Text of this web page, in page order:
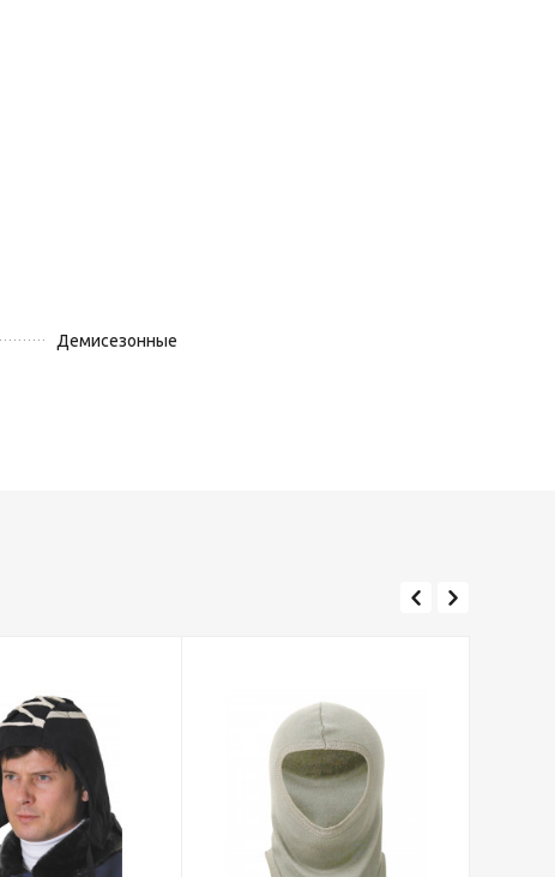
Демисезонные